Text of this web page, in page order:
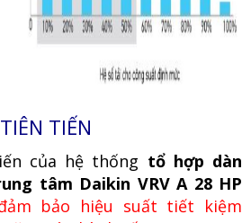
TIẾN
của hệ thống tổ hợp dàn
tâm Daikin VRV A 28 HP
bảo hiệu suất tiết kiệm